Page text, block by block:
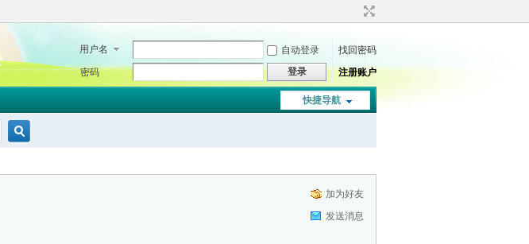
用户名 自动登录
找回密码
密码
登录 注册账户
快捷导航
加为好友
发送消息